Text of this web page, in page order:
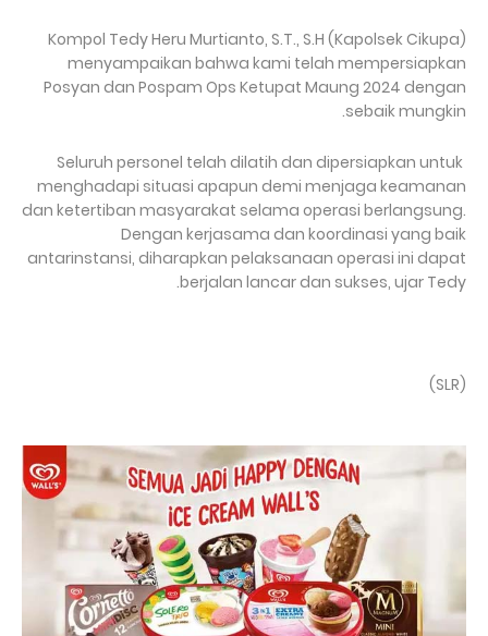
Kompol Tedy Heru Murtianto, S.T., S.H (Kapolsek Cikupa)
menyampaikan bahwa kami telah mempersiapkan
Posyan dan Pospam Ops Ketupat Maung 2024 dengan
sebaik mungkin.
Seluruh personel telah dilatih dan dipersiapkan untuk
menghadapi situasi apapun demi menjaga keamanan
dan ketertiban masyarakat selama operasi berlangsung.
Dengan kerjasama dan koordinasi yang baik
antarinstansi, diharapkan pelaksanaan operasi ini dapat
berjalan lancar dan sukses, ujar Tedy.
(SLR)